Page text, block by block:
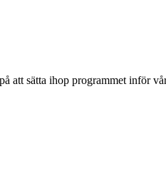
sätta ihop programmet inför